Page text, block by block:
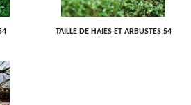
TAILLE DE HAIES ET ARBUSTES 54